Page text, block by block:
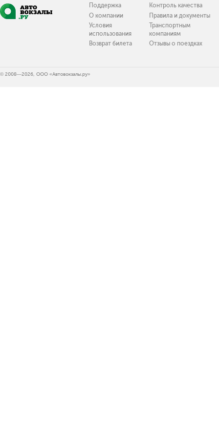
Поддержка
О компании
Условия
использования
Возврат билета
Контроль качества
Правила и документы
Транспортным
компаниям
Отзывы о поездках
© 2008—2026, ООО «Автовокзалы.ру»